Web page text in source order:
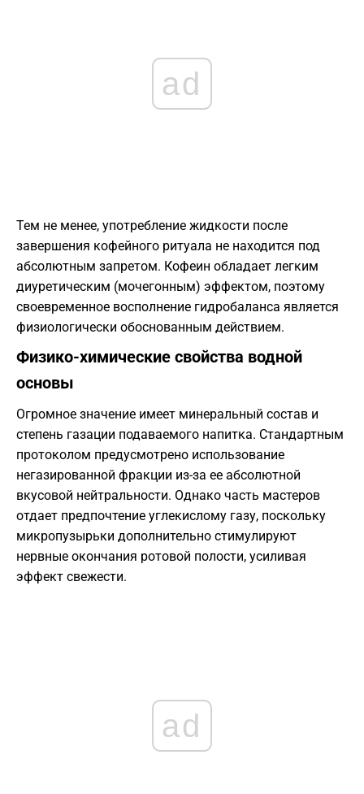
ad
Тем не менее, употребление жидкости после
завершения кофейного ритуала не находится под
абсолютным запретом. Кофеин обладает легким
диуретическим (мочегонным) эффектом, поэтому
своевременное восполнение гидробаланса является
физиологически обоснованным действием.
Физико-химические свойства водной
основы
Огромное значение имеет минеральный состав и
степень газации подаваемого напитка. Стандартным
протоколом предусмотрено использование
негазированной фракции из-за ее абсолютной
вкусовой нейтральности. Однако часть мастеров
отдает предпочтение углекислому газу, поскольку
микропузырьки дополнительно стимулируют
нервные окончания ротовой полости, усиливая
эффект свежести.
ad